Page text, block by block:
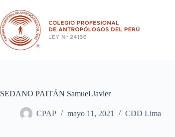
contenido
SEDANO PAITÁN Samuel Javier
CPAP mayo 11, 2021 CDD Lima